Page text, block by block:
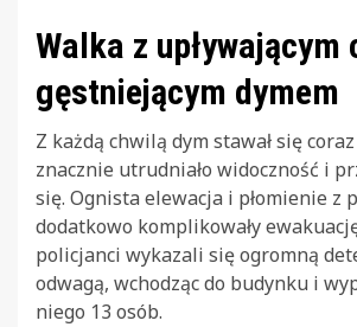
Walka z upływającym
gęstniejącym dymem
Z każdą chwilą dym stawał się
znacznie utrudniało widoczność i
się. Ognista elewacja i płomienie z
dodatkowo komplikowały
policjanci wykazali się ogromną
odwagą, wchodząc do budynku i
niego 13 osób.